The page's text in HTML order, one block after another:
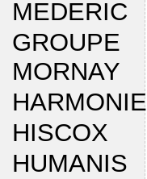
MEDERIC
GROUPE
MORNAY
HARMONIE
HISCOX
HUMANIS